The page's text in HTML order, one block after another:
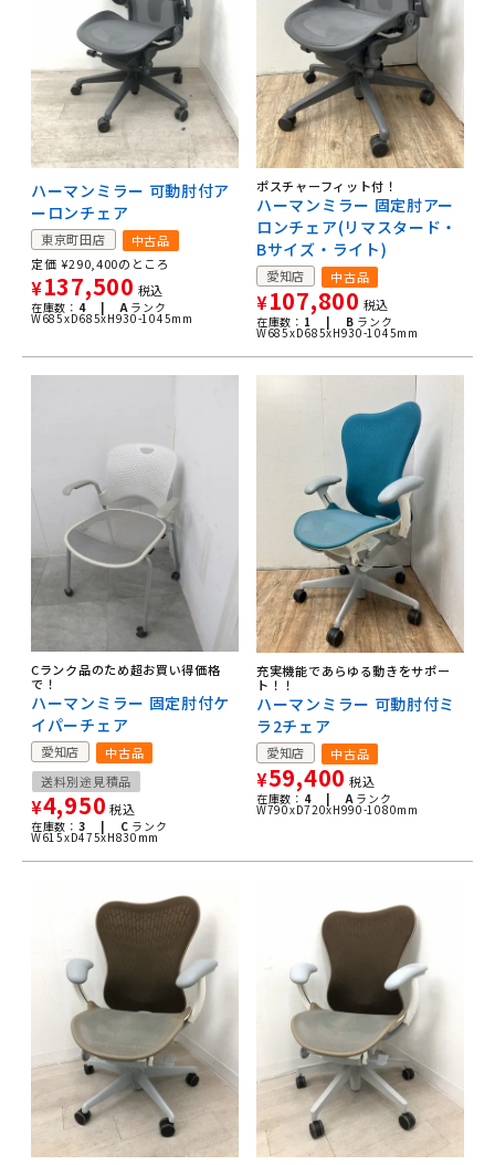
ハーマンミラー 可動肘付ア
ーロンチェア
東京町田店
中古品
定価 ¥290,400のところ
¥137,500 税込
在庫数： 4 | A ランク
W685xD685xH930-1045mm
ポスチャーフィット付！
ハーマンミラー 固定肘アー
ロンチェア(リマスタード・
Bサイズ・ライト)
愛知店 中古品
¥107,800 税込
在庫数： 1 | B ランク
W685xD685xH930-1045mm
Cランク品のため超お買い得価格
で！
ハーマンミラー 固定肘付ケ
イパーチェア
愛知店
中古品
送料別途見積品
¥4,950 税込
在庫数： 3 | C ランク
W615xD475xH830mm
充実機能であらゆる動きをサポー
ト！！
ハーマンミラー 可動肘付ミ
ラ2チェア
愛知店 中古品
¥59,400 税込
在庫数： 4 | A ランク
W790xD720xH990-1080mm